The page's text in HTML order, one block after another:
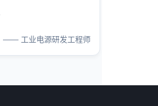
—— 工业电源研发工程师